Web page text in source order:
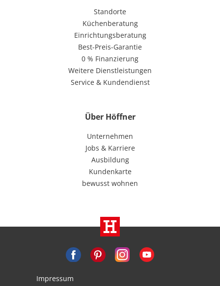
Standorte
Küchenberatung
Einrichtungsberatung
Best-Preis-Garantie
0 % Finanzierung
Weitere Dienstleistungen
Service & Kundendienst
Über Höffner
Unternehmen
Jobs & Karriere
Ausbildung
Kundenkarte
bewusst wohnen
Impressum